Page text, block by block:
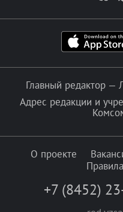
Главный редактор —
Адрес редакции и
О проекте
+7 (8452)